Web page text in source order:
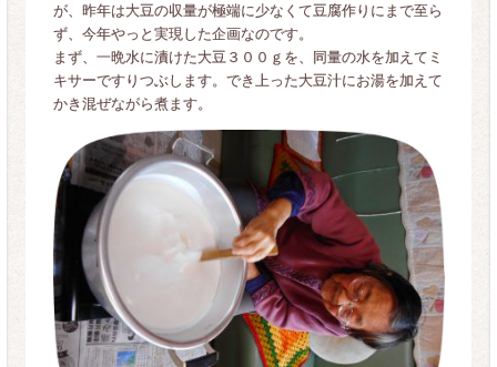
が、昨年は大豆の収量が極端に少なくて豆腐作りにまで至ら
ず、今年やっと実現した企画なのです。
まず、一晩水に漬けた大豆３００ｇを、同量の水を加えてミ
キサーですりつぶします。でき上った大豆汁にお湯を加えて
かき混ぜながら煮ます。